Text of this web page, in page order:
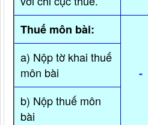
Thuế môn bài:
-
a) Nộp tờ khai thuế
môn bài
b) Nộp thuế môn
bài